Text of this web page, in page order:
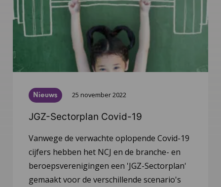
Nieuws 25 november 2022
JGZ-Sectorplan Covid-19
Vanwege de verwachte oplopende Covid-19
cijfers hebben het NCJ en de branche- en
beroepsverenigingen een 'JGZ-Sectorplan'
gemaakt voor de verschillende scenario's